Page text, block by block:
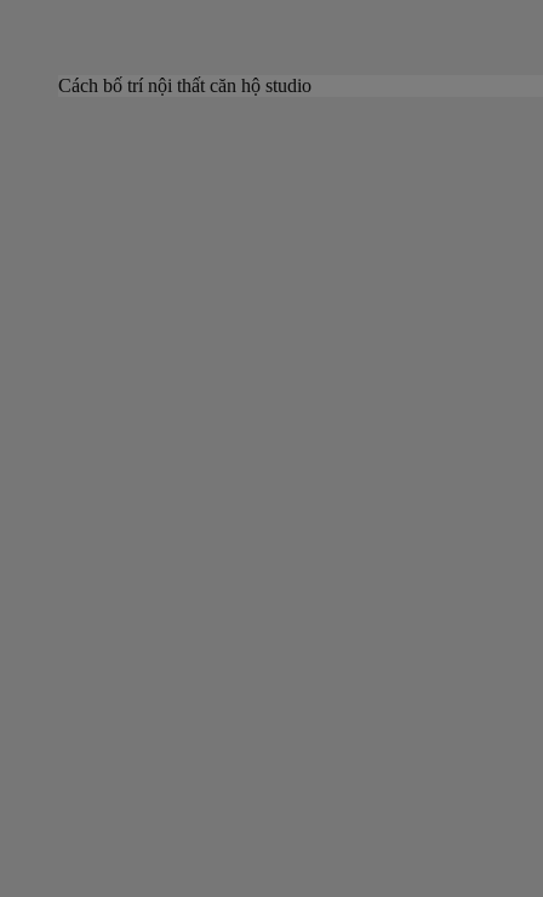
Cách bố trí nội thất căn hộ studio